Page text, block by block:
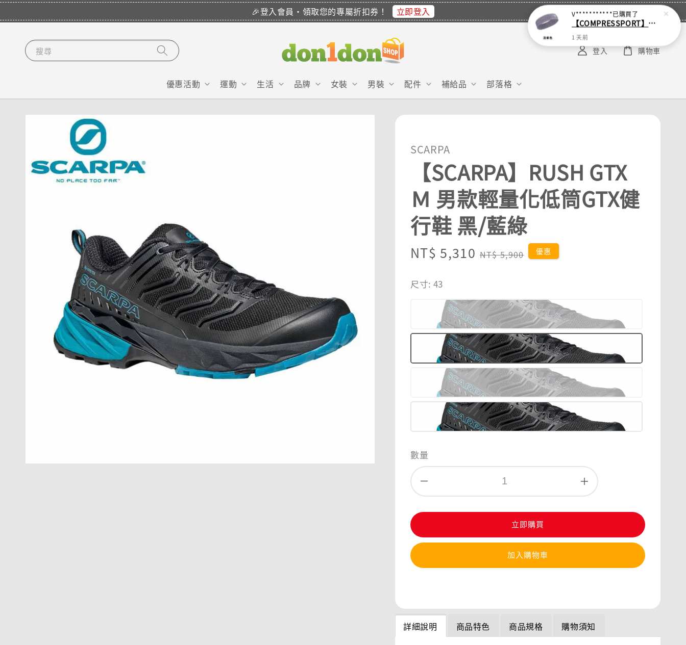
🎉登入會員・領取您的專屬折扣券！ 立即登入
搜尋
優惠活動 運動 生活 品牌 女裝 男裝 配件 補給品 部落格
登入 購物車
SCARPA
【SCARPA】RUSH GTX
Ｍ 男款輕量化低筒GTX健
行鞋 黑/藍綠
Sale
NT$ 5,310 Regular
NT$ 5,900 優惠
尺寸: 43
數量
立即購買
加入購物車
詳細說明 商品特色 商品規格 購物須知
V***********已購買了
【COMPRESSPORT】窄版止汗呼吸頭帶2.0_【零碼】
1 天前